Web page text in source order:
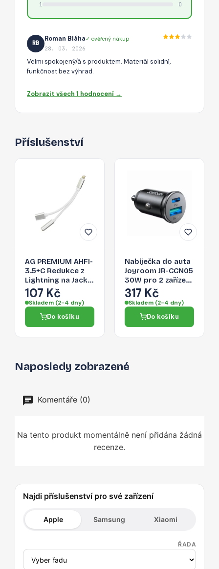
1
0
RB
Roman Bláha✓ ověřený nákup
28. 03. 2026
Velmi spokojený/á s produktem. Materiál solidní,
funkčnost bez výhrad.
Zobrazit všech 1 hodnocení →
Příslušenství
AG PREMIUM AHFI-
3.5+C Redukce z
Lightning na Jack
3,5/Lightning,
stříbrná
107 Kč
Skladem (2-4 dny)
Do košíku
Nabíječka do auta
Joyroom JR-CCN05
30W pro 2 zařízení
- černá
317 Kč
Skladem (2-4 dny)
Do košíku
Naposledy zobrazené
Komentáře (0)
Na tento produkt momentálně není přidána žádná
recenze.
Najdi příslušenství pro své zařízení
Apple Samsung Xiaomi
ŘADA